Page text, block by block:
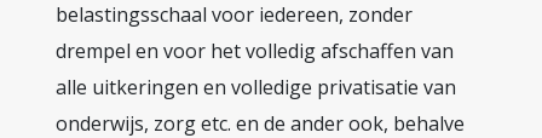
belastingsschaal voor iedereen, zonder
drempel en voor het volledig afschaffen van
alle uitkeringen en volledige privatisatie van
onderwijs, zorg etc. en de ander ook, behalve